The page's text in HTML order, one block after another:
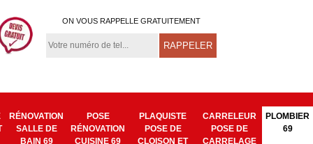
ON VOUS RAPPELLE GRATUITEMENT
RÉNOVATION
SALLE DE
BAIN 69
POSE
RÉNOVATION
CUISINE 69
PLAQUISTE
POSE DE
CLOISON ET
CARRELEUR
POSE DE
CARRELAGE
PLOMBIER
69